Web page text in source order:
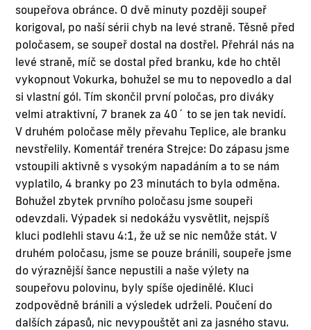
soupeřova obránce. O dvě minuty později soupeř
korigoval, po naší sérii chyb na levé straně. Těsně před
poločasem, se soupeř dostal na dostřel. Přehrál nás na
levé straně, míč se dostal před branku, kde ho chtěl
vykopnout Vokurka, bohužel se mu to nepovedlo a dal
si vlastní gól. Tím skončil první poločas, pro diváky
velmi atraktivní, 7 branek za 40´ to se jen tak nevidí.
V druhém poločase měly převahu Teplice, ale branku
nevstřelily. Komentář trenéra Strejce: Do zápasu jsme
vstoupili aktivně s vysokým napadáním a to se nám
vyplatilo, 4 branky po 23 minutách to byla odměna.
Bohužel zbytek prvního poločasu jsme soupeři
odevzdali. Výpadek si nedokážu vysvětlit, nejspíš
kluci podlehli stavu 4:1, že už se nic nemůže stát. V
druhém poločasu, jsme se pouze bránili, soupeře jsme
do výraznější šance nepustili a naše výlety na
soupeřovu polovinu, byly spíše ojedinělé. Kluci
zodpovědně bránili a výsledek udrželi. Poučení do
dalších zápasů, nic nevypouštět ani za jasného stavu.